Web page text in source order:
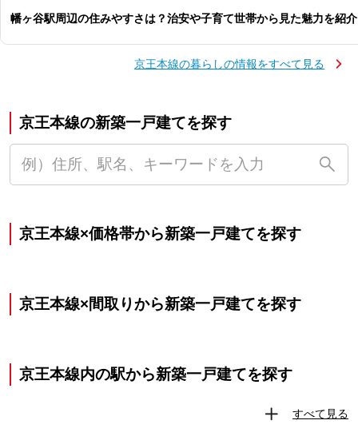
幡ヶ谷駅周辺の住みやすさは？治安や子育て世帯から見た魅力を紹
京王本線の暮らしの情報をすべて見る
京王本線の新築一戸建てを探す
京王本線×価格帯から新築一戸建てを探す
京王本線×間取りから新築一戸建てを探す
京王本線内の駅から新築一戸建てを探す
すべて見る